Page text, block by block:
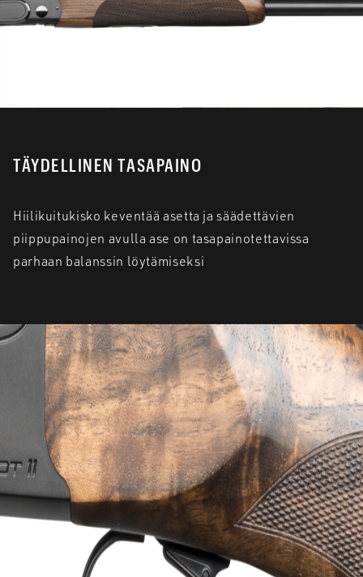
TÄYDELLINEN TASAPAINO
Hiilikuitukisko keventää asetta ja säädettävien
piippupainojen avulla ase on tasapainotettavissa
parhaan balanssin löytämiseksi